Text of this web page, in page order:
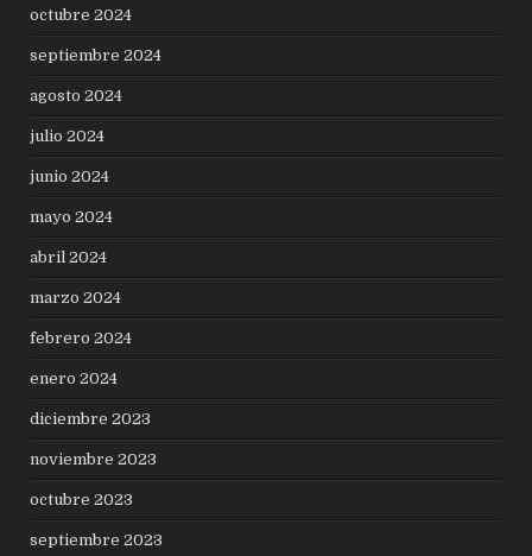
octubre 2024
septiembre 2024
agosto 2024
julio 2024
junio 2024
mayo 2024
abril 2024
marzo 2024
febrero 2024
enero 2024
diciembre 2023
noviembre 2023
octubre 2023
septiembre 2023